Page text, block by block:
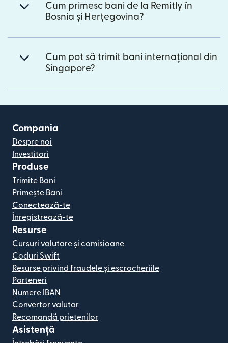
Cum primesc bani de la Remitly în
Bosnia și Herțegovina?
Cum pot să trimit bani internațional din
Singapore?
Compania
Despre noi
Investitori
Produse
Trimite Bani
Primește Bani
Conectează-te
Înregistrează-te
Resurse
Cursuri valutare și comisioane
Coduri Swift
Resurse privind fraudele și escrocheriile
Parteneri
Numere IBAN
Convertor valutar
Recomandă prietenilor
Asistență